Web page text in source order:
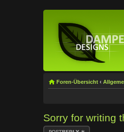
Foren-Übersicht ‹
Sorry for writing
Antwort erstellen